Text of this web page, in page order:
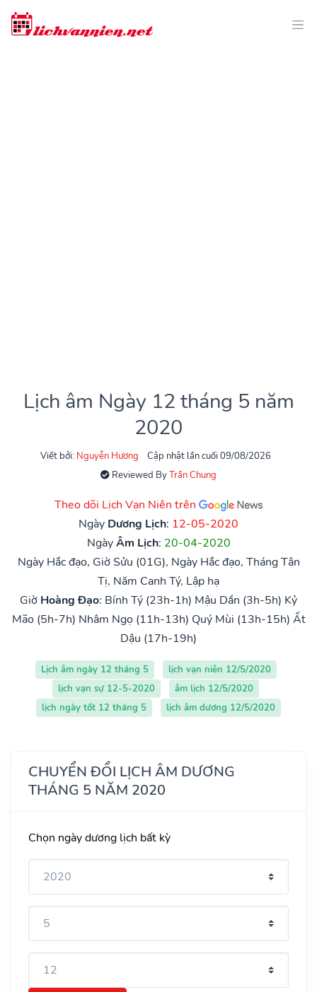
Lịch âm Ngày 12 tháng 5 năm
2020
Viết bởi: Nguyễn Hương
Cập nhật lần cuối 09/08/2026
Reviewed ByTrần Chung
Theo dõi Lịch Vạn Niên trên
Ngày Dương Lịch: 12-05-2020
NgàyÂm Lịch: 20-04-2020
Ngày Hắc đạo, Giờ Sửu (01G), Ngày Hắc đạo, Tháng Tân
Tị, Năm Canh Tý, Lập hạ
Giờ Hoàng Đạo: Bính Tý (23h-1h) Mậu Dần (3h-5h) Kỷ
Mão (5h-7h) Nhâm Ngọ (11h-13h) Quý Mùi (13h-15h) Ất
Dậu (17h-19h)
Lịch âm ngày 12 tháng 5
lịch vạn niên 12/5/2020
lịch vạn sự 12-5-2020
âm lịch 12/5/2020
lịch ngày tốt 12 tháng 5
lịch âm dương 12/5/2020
CHUYỂN ĐỔI LỊCH ÂM DƯƠNG
THÁNG 5 NĂM 2020
Chọn ngày dương lịch bất kỳ